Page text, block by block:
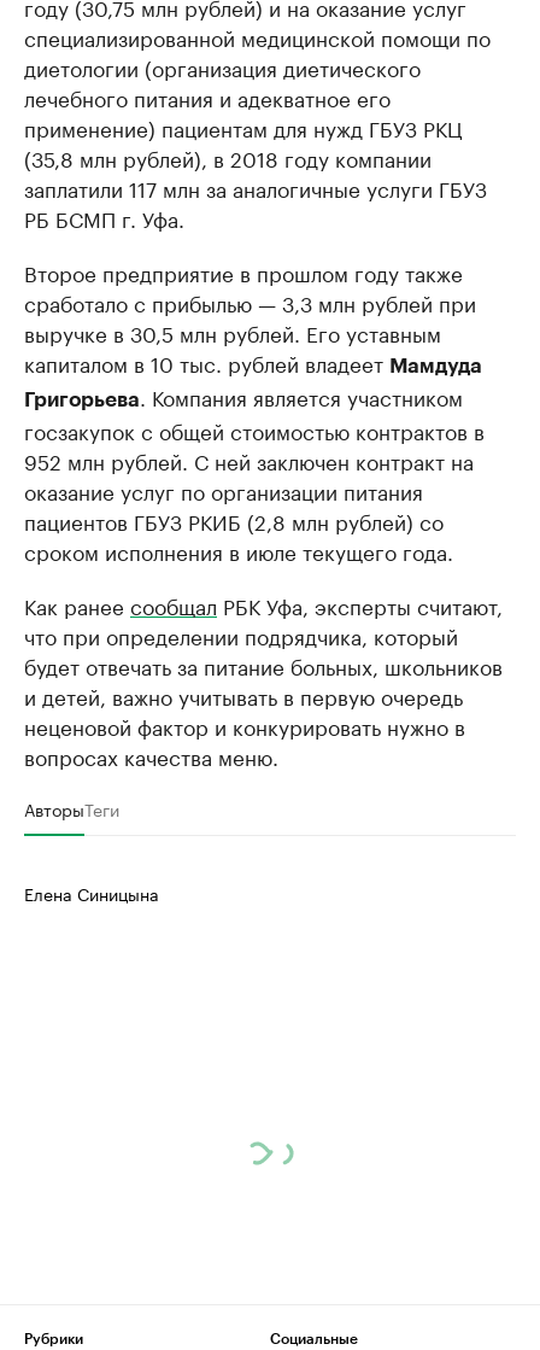
году (30,75 млн рублей) и на оказание услуг
специализированной медицинской помощи по
диетологии (организация диетического
лечебного питания и адекватное его
применение) пациентам для нужд ГБУЗ РКЦ
(35,8 млн рублей), в 2018 году компании
заплатили 117 млн за аналогичные услуги ГБУЗ
РБ БСМП г. Уфа.
Второе предприятие в прошлом году также
сработало с прибылью — 3,3 млн рублей при
выручке в 30,5 млн рублей. Его уставным
капиталом в 10 тыс. рублей владеет Мамдуда
Григорьева. Компания является участником
госзакупок с общей стоимостью контрактов в
952 млн рублей. С ней заключен контракт на
оказание услуг по организации питания
пациентов ГБУЗ РКИБ (2,8 млн рублей) со
сроком исполнения в июле текущего года.
Как ранее сообщал РБК Уфа, эксперты считают,
что при определении подрядчика, который
будет отвечать за питание больных, школьников
и детей, важно учитывать в первую очередь
неценовой фактор и конкурировать нужно в
вопросах качества меню.
АвторыТеги
Елена Синицына
Рубрики
Социальные